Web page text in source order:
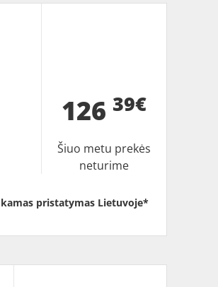
126 39€
Šiuo metu prekės
neturime
pristatymas Lietuvoje*